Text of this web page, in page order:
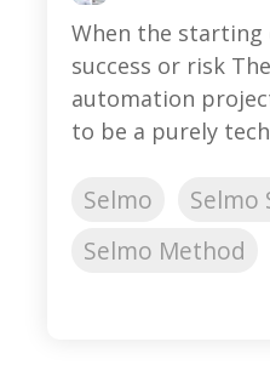
When the starting
success or risk
automation
to be a purely
Selmo Selmo
Selmo Method